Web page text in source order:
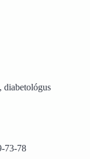
diabetológus
73-78